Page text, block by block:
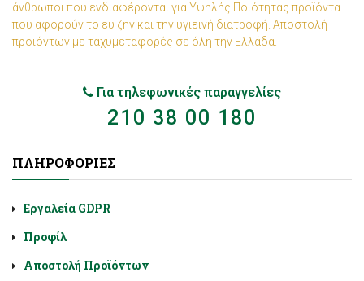
άνθρωποι που ενδιαφέρονται για Υψηλής Ποιότητας προϊόντα
που αφορούν το ευ ζην και την υγιεινή διατροφή. Αποστολή
προϊόντων με ταχυμεταφορές σε όλη την Ελλάδα.
Για τηλεφωνικές παραγγελίες
210 38 00 180
ΠΛΗΡΟΦΟΡΊΕΣ
Εργαλεία GDPR
Προφίλ
Αποστολή Προϊόντων